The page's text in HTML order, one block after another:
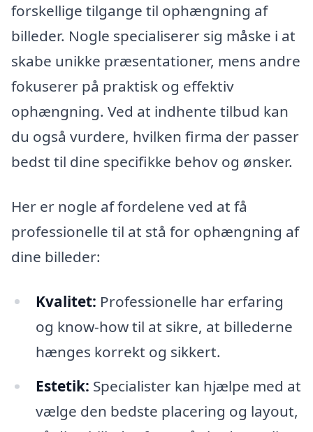
forskellige tilgange til ophængning af
billeder. Nogle specialiserer sig måske i at
skabe unikke præsentationer, mens andre
fokuserer på praktisk og effektiv
ophængning. Ved at indhente tilbud kan
du også vurdere, hvilken firma der passer
bedst til dine specifikke behov og ønsker.
Her er nogle af fordelene ved at få
professionelle til at stå for ophængning af
dine billeder:
Kvalitet: Professionelle har erfaring
og know-how til at sikre, at billederne
hænges korrekt og sikkert.
Estetik: Specialister kan hjælpe med at
vælge den bedste placering og layout,